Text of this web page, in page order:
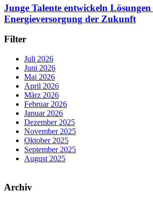
Junge Talente entwickeln
Energieversorgung der Zukunft
Filter
Juli 2026
Juni 2026
Mai 2026
April 2026
März 2026
Februar 2026
Januar 2026
Dezember 2025
November 2025
Oktober 2025
September 2025
August 2025
Archiv